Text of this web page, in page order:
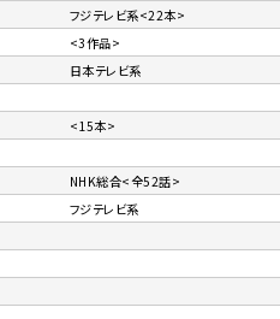
フジテレビ系<22本>
<3作品>
日本テレビ系
<15本>
NHK総合<全52話>
フジテレビ系